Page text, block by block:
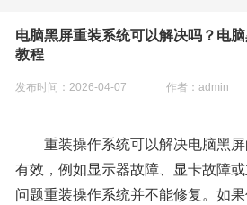
电脑黑屏重装系统可以解决吗？电
教程
发布时间：2026-04-07 作者：admin
重装操作系统可以解决电脑黑屏
有效，例如显示器故障、显卡故障
问题重装操作系统并不能修复。如